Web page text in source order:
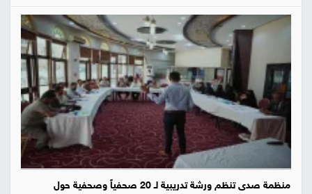
منظمة صدى تنظم ورشة تدريبية لـ 20 صحفياً وصحفية حول